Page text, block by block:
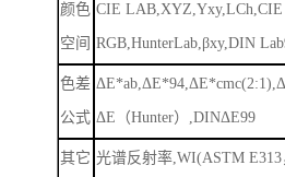
颜色
空间
CIE LAB,XYZ,Yxy,LCh,CIE
RGB,HunterLab,βxy,DIN
色差
公式
ΔE*ab,ΔE*94,ΔE*cmc(2:1),
ΔE （Hunter） ,DINΔE99
其它 光谱反射率,WI(ASTM E313